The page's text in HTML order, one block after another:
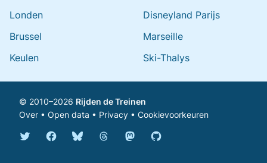
Londen
Brussel
Keulen
Disneyland Parijs
Marseille
Ski-Thalys
© 2010–2026 Rijden de Treinen
Over • Open data • Privacy • Cookievoorkeuren